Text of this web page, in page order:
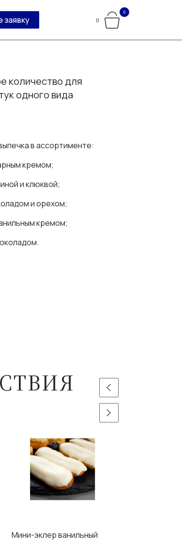
заявку 0
0
количество для
одного вида
в ассортименте:
кремом;
и клюквой;
и орехом;
кремом;
Мини-эклер ванильный